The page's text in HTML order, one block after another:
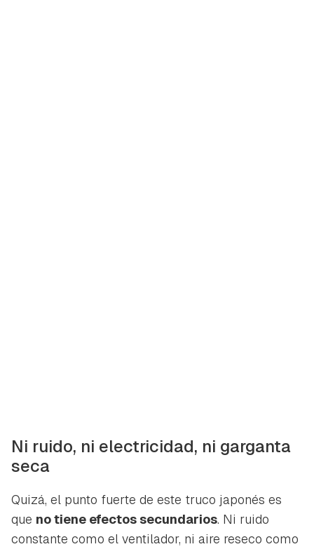
INICIAR SESIÓN CANCELAR
Ni ruido, ni electricidad, ni garganta
seca
Quizá, el punto fuerte de este truco japonés es
que no tiene efectos secundarios. Ni ruido
constante como el ventilador, ni aire reseco como